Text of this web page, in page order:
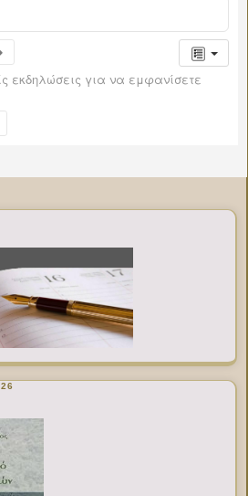
εκδηλώσεις για να εμφανίσετε